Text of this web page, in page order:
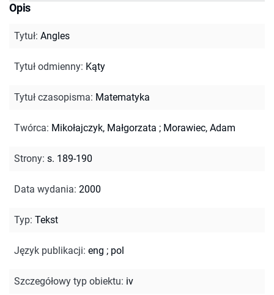
Opis
Tytuł: Angles
Tytuł odmienny: Kąty
Tytuł czasopisma: Matematyka
Twórca: Mikołajczyk, Małgorzata ; Morawiec, Adam
Strony: s. 189-190
Data wydania: 2000
Typ: Tekst
Język publikacji: eng ; pol
Szczegółowy typ obiektu: iv